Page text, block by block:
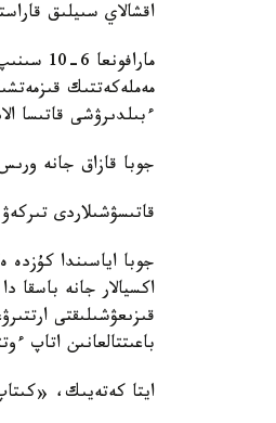
اقشالاي سىيلىق
مەملەكەتتىك
ءبىلدىرۋشى قاتىسا
جوبا قازاق جانە
قاتىسۋشىلاردى
جوبا اياسىندا كۇزدە
اكسيالار جانە باسقا
قىزىعۋشىلىقتى
باعىتتالعانىن اتاپ
ايتا كەتەيىك، «كىتاپ وقيتىن ۇلت»